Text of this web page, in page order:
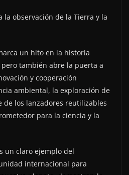
la observación de la Tierra y la
un hito en la historia
también abre la puerta a
y cooperación
ambiental, la exploración de
de los lanzadores reutilizables
para la ciencia y la
un claro ejemplo del
internacional para